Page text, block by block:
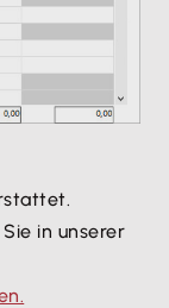
in unserer